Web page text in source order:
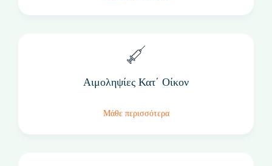
Αιμοληψίες Κατ΄ Οίκον
Μάθε περισσότερα